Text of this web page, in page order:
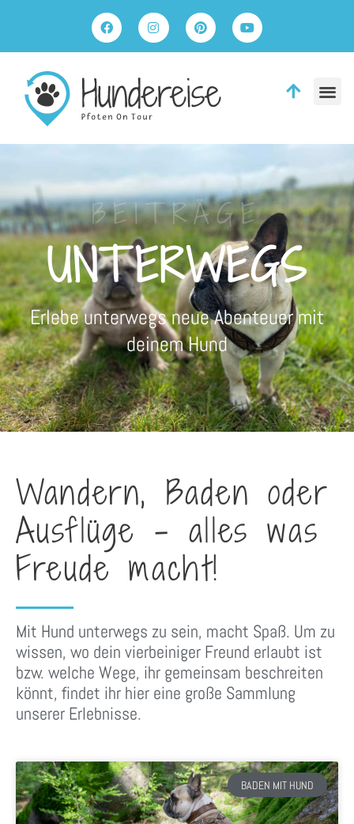
BEITRÄGE
UNTERWEGS
Erlebe unterwegs neue Abenteuer mit
deinem Hund
Wandern, Baden oder
Ausflüge - alles was
Freude macht!
Mit Hund unterwegs zu sein, macht Spaß. Um zu
wissen, wo dein vierbeiniger Freund erlaubt ist
bzw. welche Wege, ihr gemeinsam beschreiten
könnt, findet ihr hier eine große Sammlung
unserer Erlebnisse.
BADEN MIT HUND